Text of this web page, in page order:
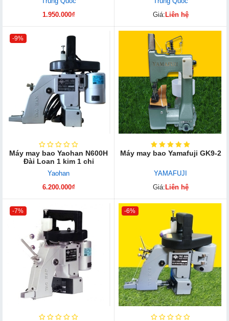
1.950.000₫
Giá:Liên hệ
-9%
Máy may bao Yaohan N600H
Đài Loan 1 kim 1 chỉ
Yaohan
6.200.000₫
Máy may bao Yamafuji GK9-2
YAMAFUJI
Giá:Liên hệ
-7% -6%